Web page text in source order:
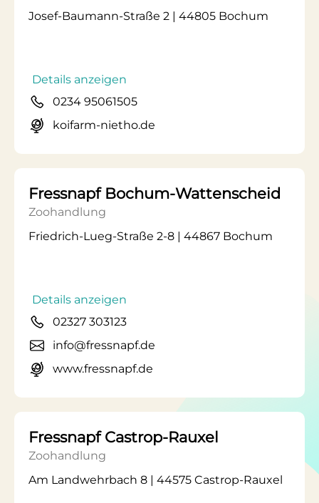
Josef-Baumann-Straße 2 | 44805 Bochum
Details anzeigen
0234 95061505
koifarm-nietho.de
Fressnapf Bochum-Wattenscheid
Zoohandlung
Friedrich-Lueg-Straße 2-8 | 44867 Bochum
Details anzeigen
02327 303123
info@fressnapf.de
www.fressnapf.de
Fressnapf Castrop-Rauxel
Zoohandlung
Am Landwehrbach 8 | 44575 Castrop-Rauxel